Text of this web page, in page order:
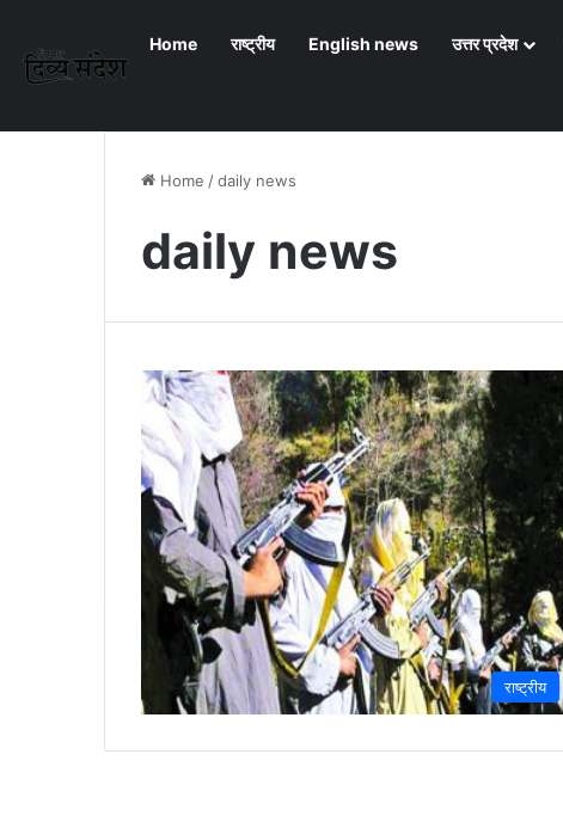
Home राष्ट्रीय English news उत्तर प्रदेश
Home /daily news
daily news
राष्ट्रीय